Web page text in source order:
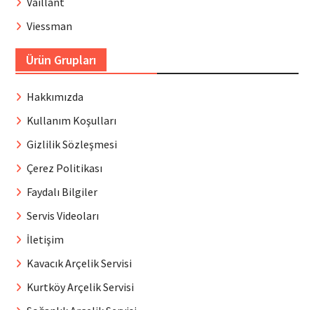
Viessman
Ürün Grupları
Hakkımızda
Kullanım Koşulları
Gizlilik Sözleşmesi
Çerez Politikası
Faydalı Bilgiler
Servis Videoları
İletişim
Kavacık Arçelik Servisi
Kurtköy Arçelik Servisi